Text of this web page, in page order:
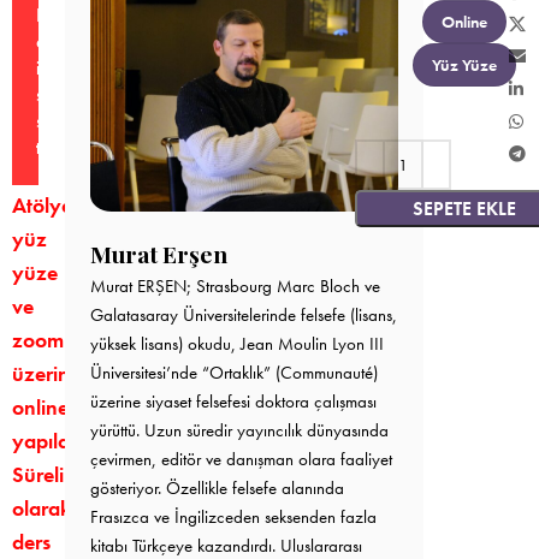
Bu
atölye
için
satış
süreci
tamamlanmıştır.
Atölye
yüz
yüze
ve
zoom
üzerinden
online
yapılacaktır.
Süreli
olarak
ders
Murat Erşen
Murat ERŞEN; Strasbourg Marc Bloch ve
Galatasaray Üniversitelerinde felsefe (lisans,
yüksek lisans) okudu, Jean Moulin Lyon III
Üniversitesi’nde “Ortaklık” (Communauté)
üzerine siyaset felsefesi doktora çalışması
yürüttü. Uzun süredir yayıncılık dünyasında
çevirmen, editör ve danışman olara faaliyet
gösteriyor. Özellikle felsefe alanında
Frasızca ve İngilizceden seksenden fazla
kitabı Türkçeye kazandırdı. Uluslararası
Online
Yüz Yüze
SEPETE EKLE